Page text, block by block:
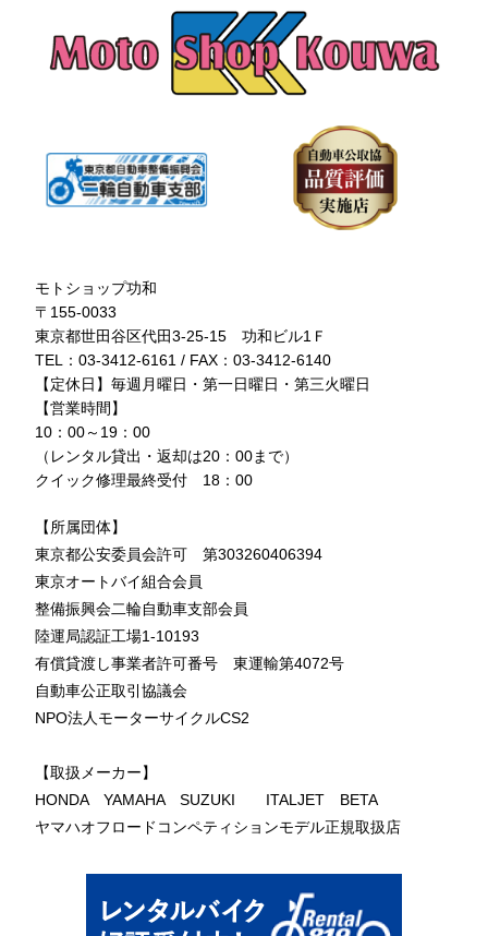
モトショップ功和
〒155-0033
東京都世田谷区代田3-25-15 功和ビル1Ｆ
TEL：03-3412-6161 / FAX：03-3412-6140
【定休日】毎週月曜日・第一日曜日・第三火曜日
【営業時間】
10：00～19：00
（レンタル貸出・返却は20：00まで）
クイック修理最終受付 18：00
【所属団体】
東京都公安委員会許可 第303260406394
東京オートバイ組合会員
整備振興会二輪自動車支部会員
陸運局認証工場1-10193
有償貸渡し事業者許可番号 東運輸第4072号
自動車公正取引協議会
NPO法人モーターサイクルCS2
【取扱メーカー】
HONDA YAMAHA SUZUKI ITALJET BETA
ヤマハオフロードコンペティションモデル正規取扱店